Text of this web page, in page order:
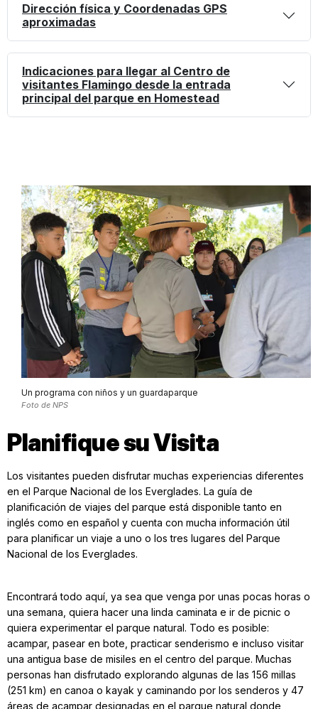
Dirección física y Coordenadas GPS
aproximadas
Indicaciones para llegar al Centro de
visitantes Flamingo desde la entrada
principal del parque en Homestead
Un programa con niños y un guardaparque
Foto de NPS
Planifique su Visita
Los visitantes pueden disfrutar muchas experiencias diferentes
en el Parque Nacional de los Everglades. La guía de
planificación de viajes del parque está disponible tanto en
inglés como en español y cuenta con mucha información útil
para planificar un viaje a uno o los tres lugares del Parque
Nacional de los Everglades.
Encontrará todo aquí, ya sea que venga por unas pocas horas o
una semana, quiera hacer una linda caminata e ir de picnic o
quiera experimentar el parque natural. Todo es posible:
acampar, pasear en bote, practicar senderismo e incluso visitar
una antigua base de misiles en el centro del parque. Muchas
personas han disfrutado explorando algunas de las 156 millas
(251 km) en canoa o kayak y caminando por los senderos y 47
áreas de acampar designadas en el parque natural donde